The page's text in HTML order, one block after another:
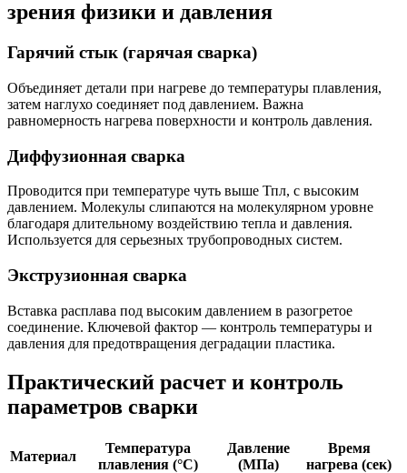
зрения физики и давления
Гарячий стык (гарячая сварка)
Объединяет детали при нагреве до температуры плавления,
затем наглухо соединяет под давлением. Важна
равномерность нагрева поверхности и контроль давления.
Диффузионная сварка
Проводится при температуре чуть выше Тпл, с высоким
давлением. Молекулы слипаются на молекулярном уровне
благодаря длительному воздействию тепла и давления.
Используется для серьезных трубопроводных систем.
Экструзионная сварка
Вставка расплава под высоким давлением в разогретое
соединение. Ключевой фактор — контроль температуры и
давления для предотвращения деградации пластика.
Практический расчет и контроль
параметров сварки
Материал
Температура
плавления (°C)
Давление
(МПа)
Время
нагрева (сек)